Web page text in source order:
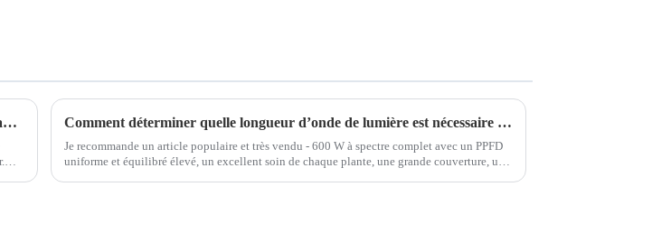
Quels sont les avantages du jardinage intérieur lorsqu'on utilise une lampe de culture LED de 1000 W ? Comment déterminer quelle longueur d’onde de lumière est nécessaire à la croissance de votre plante ?
Je recommande un article populaire et très vendu - 600 W à spectre complet avec un PPFD
uniforme et équilibré élevé, un excellent soin de chaque plante, une grande couverture, une